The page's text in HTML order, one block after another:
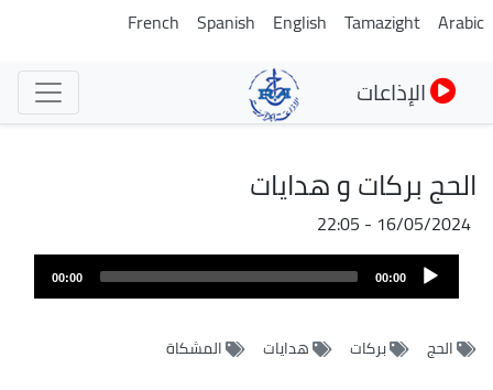
تجاوز
Arabic
Tamazight
English
Spanish
French
الإذاعات
الحج بركات و هدايات
16/05/2024 - 22:05
Audio
Player
00:00
00:00
الحج بركات هدايات المشكاة